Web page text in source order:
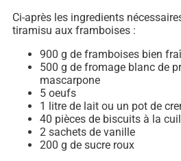
Ci-après les ingredients
tiramisu aux framboises :
900 g de framboises bien
500 g de fromage blanc de
mascarpone
5 oeufs
1 litre de lait ou un pot de
40 pièces de biscuits à la
2 sachets de vanille
200 g de sucre roux